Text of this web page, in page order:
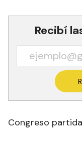
Recibí
Congreso